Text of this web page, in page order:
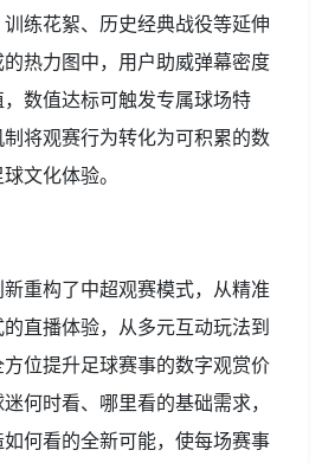
练花絮、历史经典战役等延伸
热力图中，用户助威弹幕密度
数值达标可触发专属球场特
将观赛行为转化为可积累的数
文化体验。
重构了中超观赛模式，从精准
直播体验，从多元互动玩法到
位提升足球赛事的数字观赏价
何时看、哪里看的基础需求，
何看的全新可能，使每场赛事